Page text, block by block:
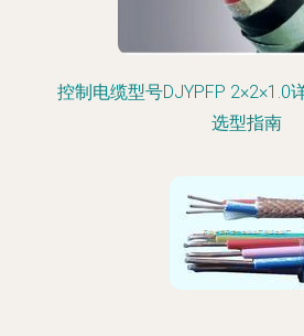
控制电缆型号DJYPFP 2×2×1.0
选型指南